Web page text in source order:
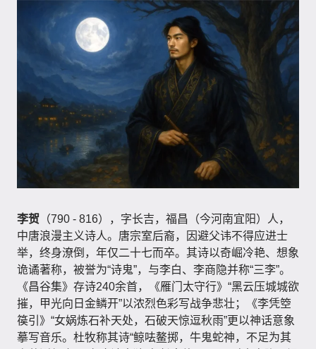
李贺 （790 - 816），字长吉，福昌（今河南宜阳）人，
中唐浪漫主义诗人。唐宗室后裔，因避父讳不得应进士
举，终身潦倒，年仅二十七而卒。其诗以奇崛冷艳、想象
诡谲著称，被誉为“诗鬼”，与李白、李商隐并称“三李”。
《昌谷集》存诗240余首，《雁门太守行》“黑云压城城欲
摧，甲光向日金鳞开”以浓烈色彩写战争悲壮；《李凭箜
篌引》“女娲炼石补天处，石破天惊逗秋雨”更以神话意象
摹写音乐。杜牧称其诗“鲸呿鳌掷，牛鬼蛇神，不足为其